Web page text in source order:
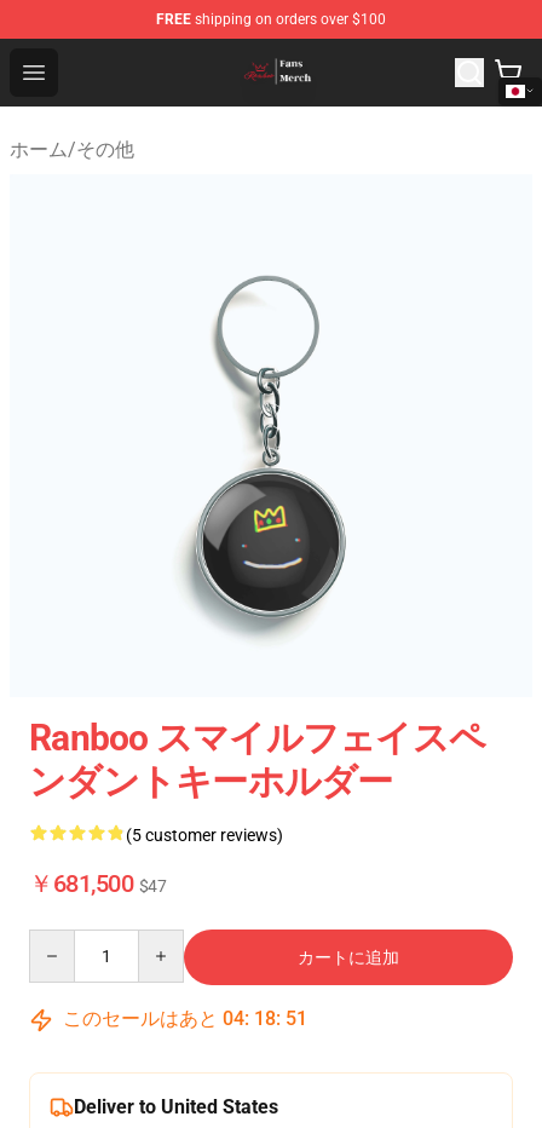
FREE shipping on orders over $100
Open menu
Ranboo Shop - Official Ranboo Merchandise Store
ホーム/その他
Ranboo スマイルフェイスペ
ンダントキーホルダー
(5 customer reviews)
￥681,500 $47
カートに追加
このセールはあと 04: 18: 51
Deliver to United States